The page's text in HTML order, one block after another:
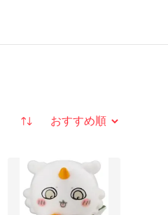
並び替え